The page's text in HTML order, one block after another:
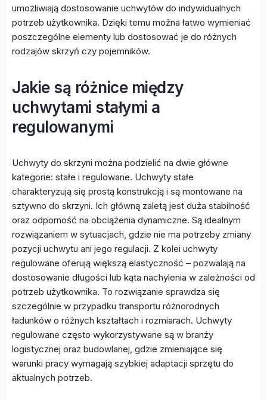
umożliwiają dostosowanie uchwytów do indywidualnych
potrzeb użytkownika. Dzięki temu można łatwo wymieniać
poszczególne elementy lub dostosować je do różnych
rodzajów skrzyń czy pojemników.
Jakie są różnice między
uchwytami stałymi a
regulowanymi
Uchwyty do skrzyni można podzielić na dwie główne
kategorie: stałe i regulowane. Uchwyty stałe
charakteryzują się prostą konstrukcją i są montowane na
sztywno do skrzyni. Ich główną zaletą jest duża stabilność
oraz odporność na obciążenia dynamiczne. Są idealnym
rozwiązaniem w sytuacjach, gdzie nie ma potrzeby zmiany
pozycji uchwytu ani jego regulacji. Z kolei uchwyty
regulowane oferują większą elastyczność – pozwalają na
dostosowanie długości lub kąta nachylenia w zależności od
potrzeb użytkownika. To rozwiązanie sprawdza się
szczególnie w przypadku transportu różnorodnych
ładunków o różnych kształtach i rozmiarach. Uchwyty
regulowane często wykorzystywane są w branży
logistycznej oraz budowlanej, gdzie zmieniające się
warunki pracy wymagają szybkiej adaptacji sprzętu do
aktualnych potrzeb.